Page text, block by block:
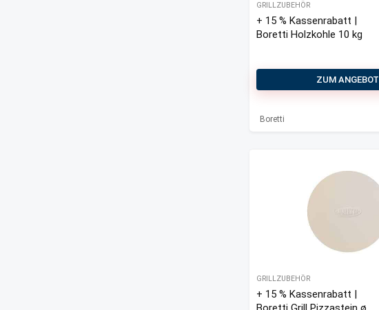
GRILLZUBEHÖR
+ 15 % Kassenrabatt |
Boretti Holzkohle 10 kg
ZUM ANGEBOT
Boretti
GRILLZUBEHÖR
+ 15 % Kassenrabatt |